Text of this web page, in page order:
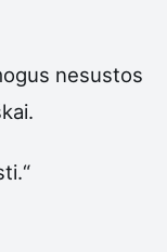
nesustos